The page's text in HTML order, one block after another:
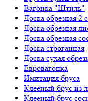
Вагонка "Штиль"
Доска обрезная 2
Доска обрезная
Доска обрезная
Доска строганная
Доска сухая
Евровагонка
Имитация бруса
Клееный брус из
Клееный брус